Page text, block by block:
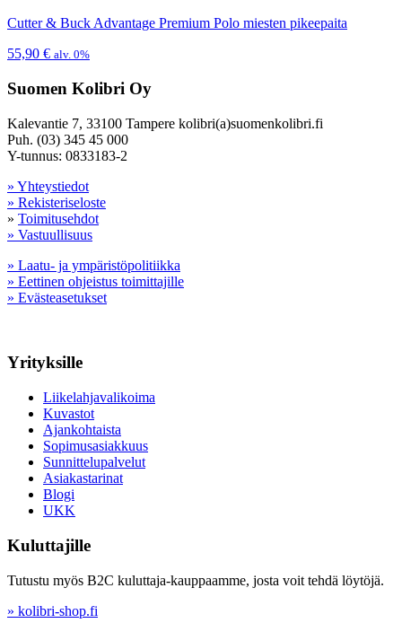
Cutter & Buck Advantage Premium Polo miesten pikeepaita
55,90 € alv. 0%
Suomen Kolibri Oy
Kalevantie 7, 33100 Tampere kolibri(a)suomenkolibri.fi
Puh. (03) 345 45 000
Y-tunnus: 0833183-2
» Yhteystiedot
» Rekisteriseloste
» Toimitusehdot
» Vastuullisuus
» Laatu- ja ympäristöpolitiikka
» Eettinen ohjeistus toimittajille
» Evästeasetukset
Yrityksille
Liikelahjavalikoima
Kuvastot
Ajankohtaista
Sopimusasiakkuus
Sunnittelupalvelut
Asiakastarinat
Blogi
UKK
Kuluttajille
Tutustu myös B2C kuluttaja-kauppaamme, josta voit tehdä löytöjä.
» kolibri-shop.fi